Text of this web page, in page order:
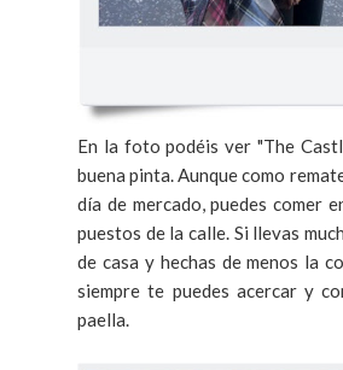
En la foto podéis ver "The
buena pinta. Aunque como
día de mercado, puedes comer
puestos de la calle. Si llevas
de casa y hechas de menos la
siempre te puedes acercar y
paella.